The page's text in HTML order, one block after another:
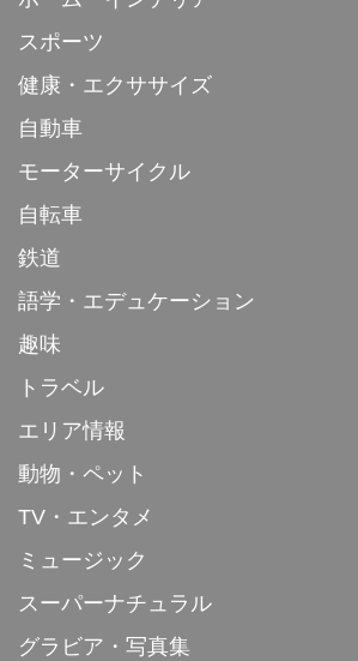
スポーツ
健康・エクササイズ
自動車
モーターサイクル
自転車
鉄道
語学・エデュケーション
趣味
トラベル
エリア情報
動物・ペット
TV・エンタメ
ミュージック
スーパーナチュラル
グラビア・写真集